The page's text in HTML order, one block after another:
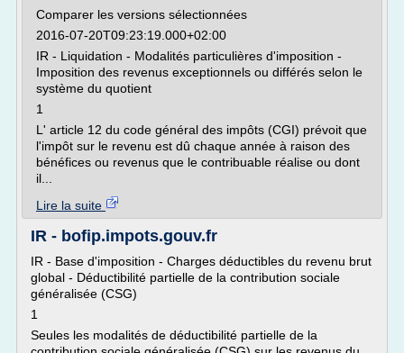
Comparer les versions sélectionnées
2016-07-20T09:23:19.000+02:00
IR - Liquidation - Modalités particulières d'imposition -
Imposition des revenus exceptionnels ou différés selon le
système du quotient
1
L' article 12 du code général des impôts (CGI) prévoit que
l'impôt sur le revenu est dû chaque année à raison des
bénéfices ou revenus que le contribuable réalise ou dont
il...
Lire la suite
IR - bofip.impots.gouv.fr
IR - Base d'imposition - Charges déductibles du revenu brut
global - Déductibilité partielle de la contribution sociale
généralisée (CSG)
1
Seules les modalités de déductibilité partielle de la